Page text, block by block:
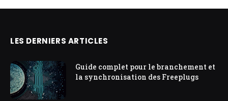
LES DERNIERS ARTICLES
Guide complet pour le branchement et
la synchronisation des Freeplugs